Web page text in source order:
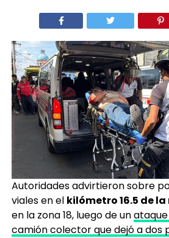
Autoridades advirtieron sobre
viales en el kilómetro 16.5 de
en la zona 18, luego de un
camión colector que dejó a dos